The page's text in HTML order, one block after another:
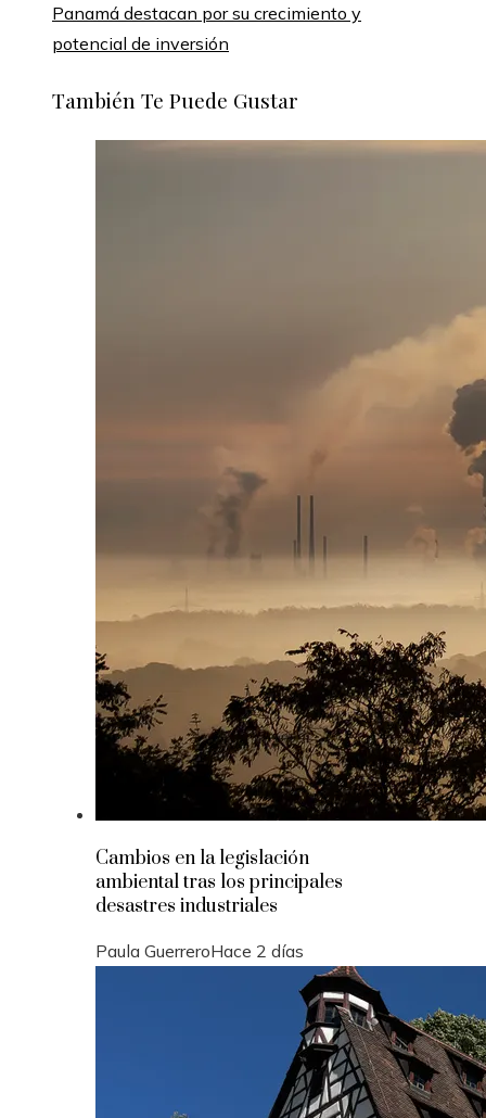
Panamá destacan por su crecimiento y
potencial de inversión
También Te Puede Gustar
Cambios en la legislación
ambiental tras los principales
desastres industriales
Paula GuerreroHace 2 días